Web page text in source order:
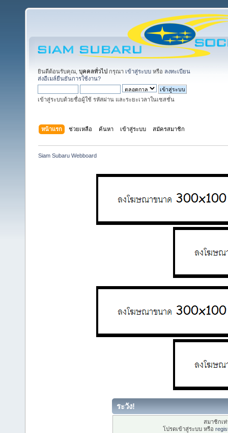
ยินดีต้อนรับคุณ, บุคคลทั่วไป กรุณา เข้าสู่ระบบ หรือ ลงทะเบียน
ส่งอีเมล์ยืนยันการใช้งาน?
เข้าสู่ระบบด้วยชื่อผู้ใช้ รหัสผ่าน และระยะเวลาในเซสชั่น
หน้าแรก ช่วยเหลือ ค้นหา เข้าสู่ระบบ สมัครสมาชิก
Siam Subaru Webboard
ระวัง!
สมาชิกเ
โปรดเข้าสู่ระบบ หรือ